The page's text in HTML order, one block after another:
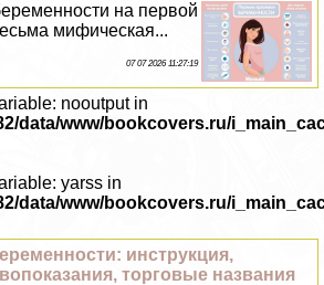
на первой
мифическая...
07 07 2026 11:27:19
nooutput in
data/www/bookcovers.ru/
yarss in
data/www/bookcovers.ru/
инструкция,
торговые названия